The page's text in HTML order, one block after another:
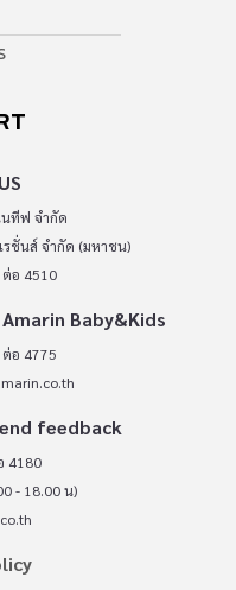
นทีฟ จำกัด
รชั่นส์ จำกัด (มหาชน)
อ 4510
Baby&Kids
อ 4775
feedback
4180
- 18.00 น)